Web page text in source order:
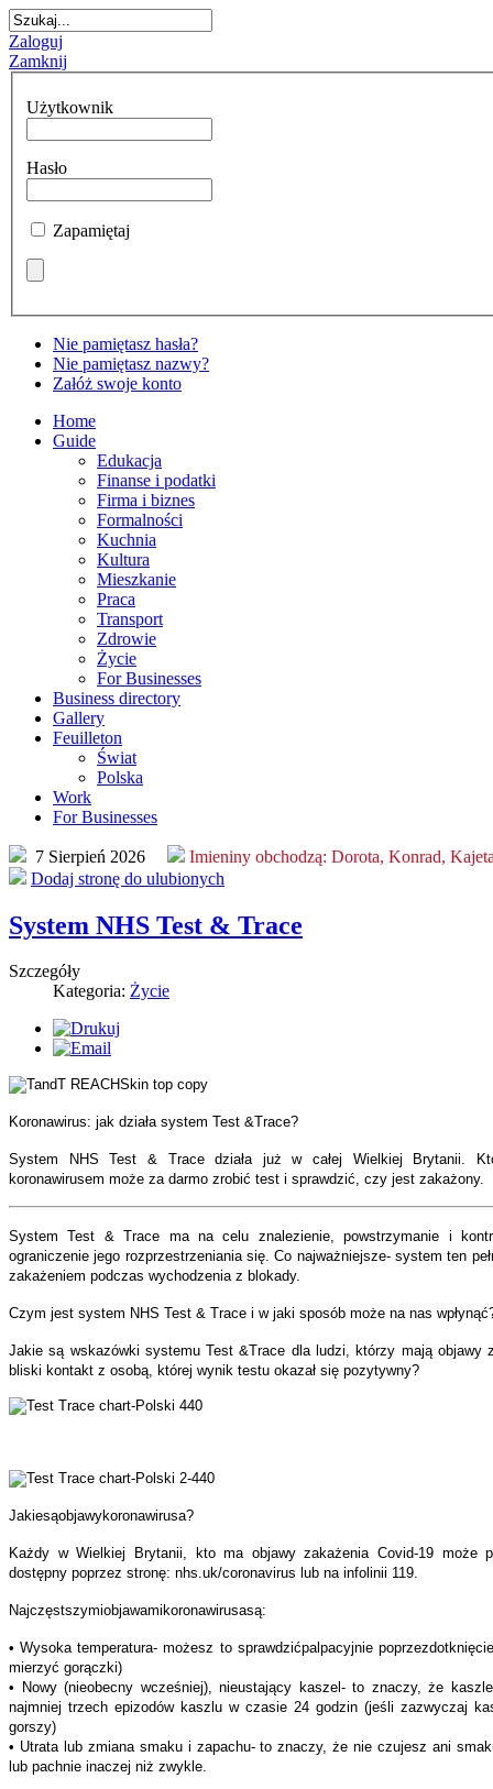
Zaloguj
Zamknij
Użytkownik
Hasło
Zapamiętaj
Nie pamiętasz hasła?
Nie pamiętasz nazwy?
Załóż swoje konto
Home
Guide
Edukacja
Finanse i podatki
Firma i biznes
Formalności
Kuchnia
Kultura
Mieszkanie
Praca
Transport
Zdrowie
Życie
For Businesses
Business directory
Gallery
Feuilleton
Świat
Polska
Work
For Businesses
7 Sierpień 2026 Imieniny obchodzą: Dorota, Konrad,
Dodaj stronę do ulubionych
System NHS Test & Trace
Szczegóły
Kategoria: Życie
Koronawirus: jak działa system Test &Trace?
System NHS Test & Trace działa już w całej Wielkiej Brytanii.
koronawirusem może za darmo zrobić test i sprawdzić, czy jest zakażony.
System Test & Trace ma na celu znalezienie, powstrzymanie i
ograniczenie jego rozprzestrzeniania się. Co najważniejsze- system ten
zakażeniem podczas wychodzenia z blokady.
Czym jest system NHS Test & Trace i w jaki sposób może na nas
Jakie są wskazówki systemu Test &Trace dla ludzi, którzy mają objawy
bliski kontakt z osobą, której wynik testu okazał się pozytywny?
Jakiesąobjawykoronawirusa?
Każdy w Wielkiej Brytanii, kto ma objawy zakażenia Covid-19 może
dostępny poprzez stronę: nhs.uk/coronavirus lub na infolinii 119.
Najczęstszymiobjawamikoronawirusasą:
• Wysoka temperatura- możesz to sprawdzićpalpacyjnie
mierzyć gorączki)
• Nowy (nieobecny wcześniej), nieustający kaszel- to znaczy, że
najmniej trzech epizodów kaszlu w czasie 24 godzin (jeśli zazwyczaj
gorszy)
• Utrata lub zmiana smaku i zapachu- to znaczy, że nie czujesz ani
lub pachnie inaczej niż zwykle.